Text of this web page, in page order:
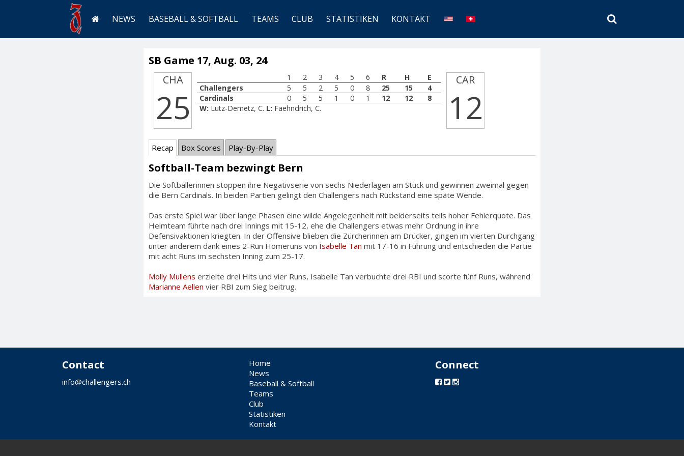
NEWS BASEBALL & SOFTBALL TEAMS CLUB STATISTIKEN KONTAKT
SEARCH
SB Game 17, Aug. 03, 24
CHA
25
1 2 3 4 5 6 R H
E
Challengers
5 5 2 5 0 8 25 15
4
Cardinals
0 5 5 1 0 1 12 12
8
W: Lutz-Demetz, C. L: Faehndrich, C.
CAR
12
Recap Box Scores Play-By-Play
Softball-Team bezwingt Bern
Die Softballerinnen stoppen ihre Negativserie von sechs Niederlagen am Stück und gewinnen zweimal gegen
die Bern Cardinals. In beiden Partien gelingt den Challengers nach Rückstand eine späte Wende.
Das erste Spiel war über lange Phasen eine wilde Angelegenheit mit beiderseits teils hoher Fehlerquote. Das
Heimteam führte nach drei Innings mit 15-12, ehe die Challengers etwas mehr Ordnung in ihre
Defensivaktionen kriegten. In der Offensive blieben die Zürcherinnen am Drücker, gingen im vierten Durchgang
unter anderem dank eines 2-Run Homeruns von Isabelle Tan mit 17-16 in Führung und entschieden die Partie
mit acht Runs im sechsten Inning zum 25-17.
Molly Mullens erzielte drei Hits und vier Runs, Isabelle Tan verbuchte drei RBI und scorte fünf Runs, während
Marianne Aellen vier RBI zum Sieg beitrug.
Contact
info@challengers.ch
Home
News
Baseball & Softball
Teams
Club
Statistiken
Kontakt
Connect